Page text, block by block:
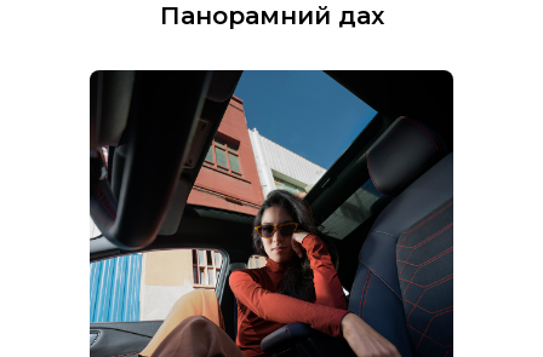
Панорамний дах